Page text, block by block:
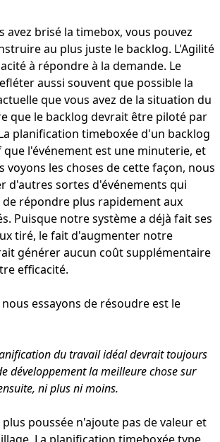
avez brisé la timebox, vous pouvez
au plus juste le backlog. L'Agilité
à répondre à la demande. Le
aussi souvent que possible la
que vous avez de la situation du
que le backlog devrait être piloté par
planification timeboxée d'un backlog
que l'événement est une minuterie, et
voyons les choses de cette façon, nous
d'autres sortes d'événements qui
répondre plus rapidement aux
Puisque notre système a déjà fait ses
tiré, le fait d'augmenter notre
générer aucun coût supplémentaire
efficacité.
essayons de résoudre est le
du travail idéal devrait toujours
développement la meilleure chose sur
ni plus ni moins.
poussée n'ajoute pas de valeur et